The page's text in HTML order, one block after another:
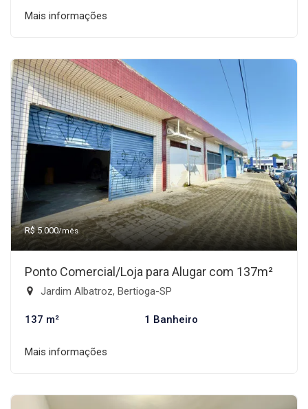
Mais informações
R$ 5.000/mês
Ponto Comercial/Loja para Alugar com 137m²
Jardim Albatroz, Bertioga-SP
137 m² 1 Banheiro
Mais informações